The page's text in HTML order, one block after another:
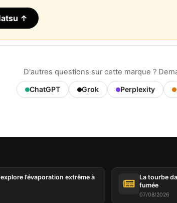
↑
D'autres questions sur cette marque ?
ChatGPT Grok Perplexity
explore l’évaporation extrême à
La tourbe
fumée
07/08/2026
Ce site
informations sur votre
par ces technologies incluent
qui peuvent inclure des
les détails de la session) et
uniquement les cookies